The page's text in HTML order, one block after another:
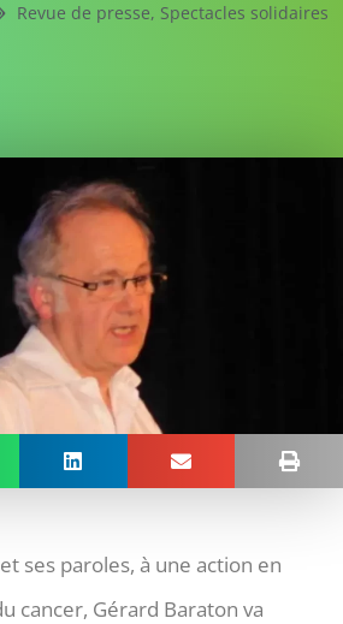
Revue de presse, Spectacles solidaires
ses paroles, à une action en
cancer, Gérard Baraton va